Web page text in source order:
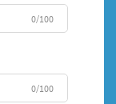
0/100
0/100